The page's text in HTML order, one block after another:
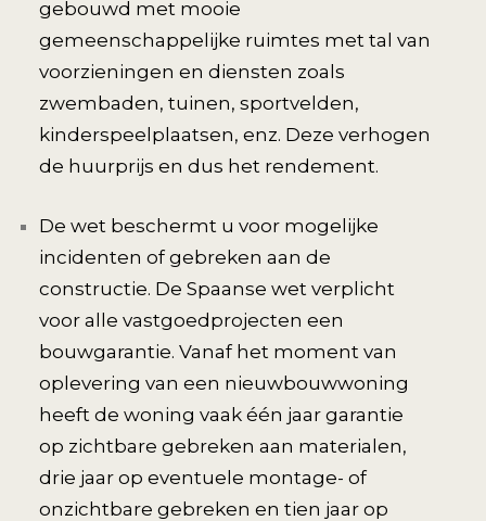
gebouwd met mooie
gemeenschappelijke ruimtes met tal van
voorzieningen en diensten zoals
zwembaden, tuinen, sportvelden,
kinderspeelplaatsen, enz. Deze verhogen
de huurprijs en dus het rendement.
De wet beschermt u voor mogelijke
incidenten of gebreken aan de
constructie. De Spaanse wet verplicht
voor alle vastgoedprojecten een
bouwgarantie. Vanaf het moment van
oplevering van een nieuwbouwwoning
heeft de woning vaak één jaar garantie
op zichtbare gebreken aan materialen,
drie jaar op eventuele montage- of
onzichtbare gebreken en tien jaar op